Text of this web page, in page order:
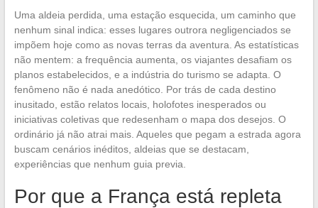
Uma aldeia perdida, uma estação esquecida, um caminho que
nenhum sinal indica: esses lugares outrora negligenciados se
impõem hoje como as novas terras da aventura. As estatísticas
não mentem: a frequência aumenta, os viajantes desafiam os
planos estabelecidos, e a indústria do turismo se adapta. O
fenômeno não é nada anedótico. Por trás de cada destino
inusitado, estão relatos locais, holofotes inesperados ou
iniciativas coletivas que redesenham o mapa dos desejos. O
ordinário já não atrai mais. Aqueles que pegam a estrada agora
buscam cenários inéditos, aldeias que se destacam,
experiências que nenhum guia previa.
Por que a França está repleta